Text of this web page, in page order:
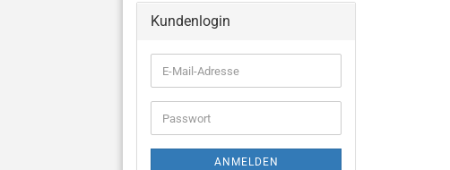
Kundenlogin
ANMELDEN